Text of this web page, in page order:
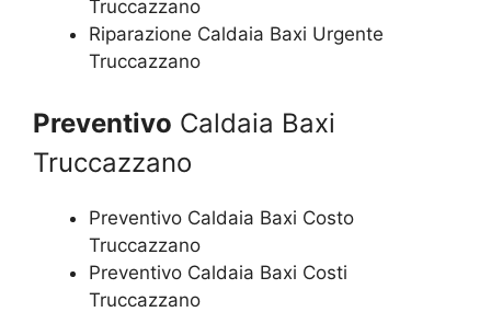
Truccazzano
Riparazione Caldaia Baxi Urgente
Truccazzano
Preventivo Caldaia Baxi
Truccazzano
Preventivo Caldaia Baxi Costo
Truccazzano
Preventivo Caldaia Baxi Costi
Truccazzano